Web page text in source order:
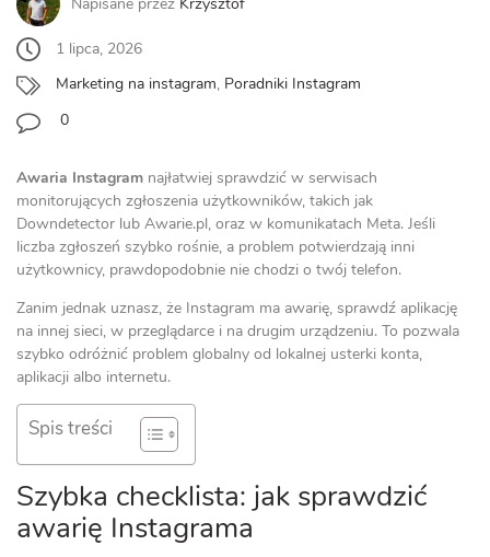
1 lipca, 2026
Marketing na instagram, Poradniki Instagram
0
Awaria Instagram najłatwiej sprawdzić w serwisach
monitorujących zgłoszenia użytkowników, takich jak
Downdetector lub Awarie.pl, oraz w komunikatach Meta. Jeśli
liczba zgłoszeń szybko rośnie, a problem potwierdzają inni
użytkownicy, prawdopodobnie nie chodzi o twój telefon.
Zanim jednak uznasz, że Instagram ma awarię, sprawdź aplikację
na innej sieci, w przeglądarce i na drugim urządzeniu. To pozwala
szybko odróżnić problem globalny od lokalnej usterki konta,
aplikacji albo internetu.
Spis treści
Szybka checklista: jak sprawdzić
awarię Instagrama